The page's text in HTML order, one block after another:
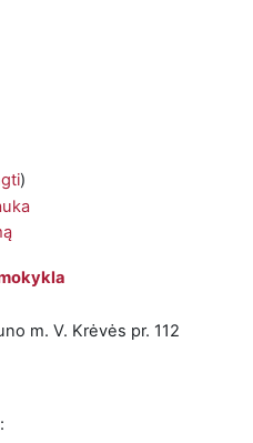
)
m. V. Krėvės pr. 112